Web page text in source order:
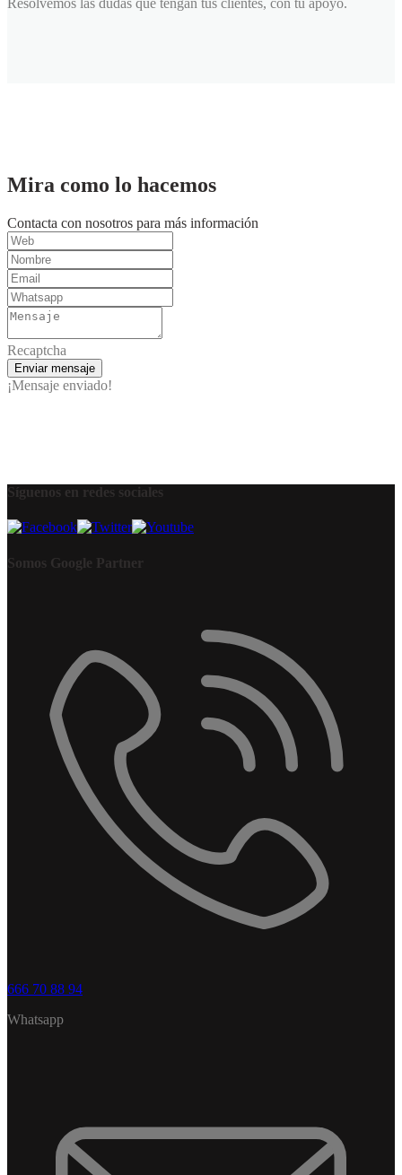
Resolvemos las dudas que tengan tus clientes, con tu apoyo.
Mira como lo hacemos
Contacta con nosotros para más información
Recaptcha
Enviar mensaje
¡Mensaje enviado!
Síguenos en redes sociales
Somos Google Partner
666 70 88 94
Whatsapp